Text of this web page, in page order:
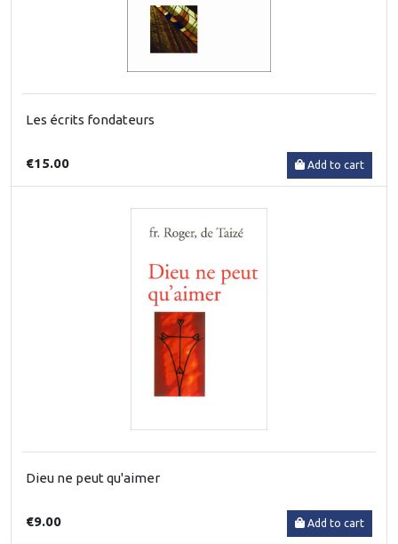
Les écrits fondateurs
€15.00 Add to cart
Dieu ne peut qu'aimer
€9.00 Add to cart